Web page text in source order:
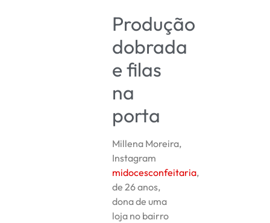
Produção
dobrada
e filas
na
porta
Millena Moreira,
Instagram
midocesconfeitaria,
de 26 anos,
dona de uma
loja no bairro